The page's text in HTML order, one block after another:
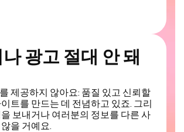
광고 절대 안 돼
제공하지 않아요: 품질 있고 신뢰할
트를 만드는 데 전념하고 있죠. 그리
보내거나 여러분의 정보를 다른 사
을 거예요.